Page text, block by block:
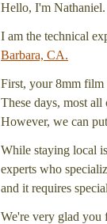
Hello, I'm
I am the technical
Barbara, CA.
First, your 8mm
These days, most
However, we can
While staying local
experts who
and it requires
We're very glad you